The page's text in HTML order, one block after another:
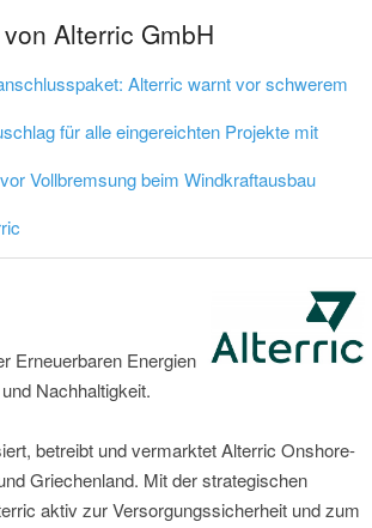
Alterric GmbH
Alterric warnt vor schwerem
für alle eingereichten Projekte mit
Vollbremsung beim Windkraftausbau
Erneuerbaren Energien
Nachhaltigkeit.
betreibt und vermarktet Alterric Onshore-
Griechenland. Mit der strategischen
aktiv zur Versorgungssicherheit und zum